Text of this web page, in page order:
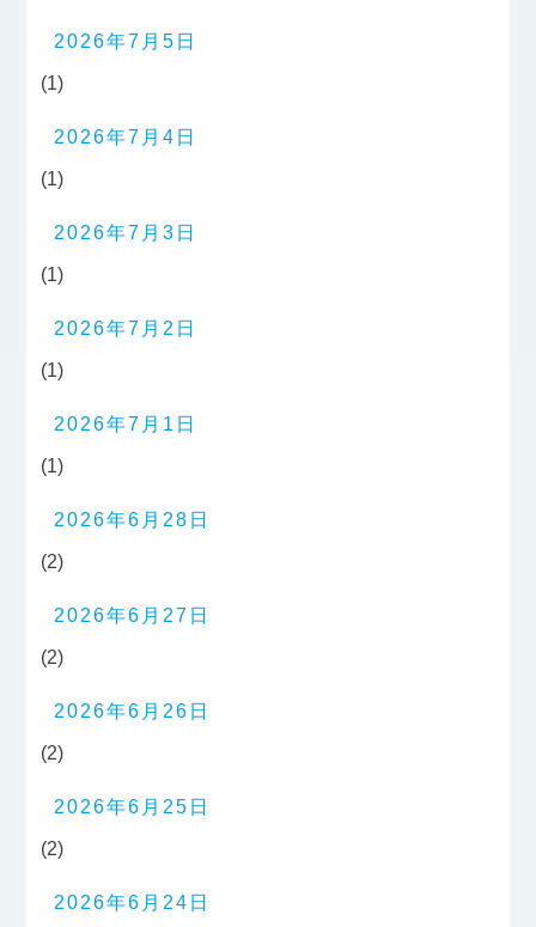
2026年7月5日
(1)
2026年7月4日
(1)
2026年7月3日
(1)
2026年7月2日
(1)
2026年7月1日
(1)
2026年6月28日
(2)
2026年6月27日
(2)
2026年6月26日
(2)
2026年6月25日
(2)
2026年6月24日